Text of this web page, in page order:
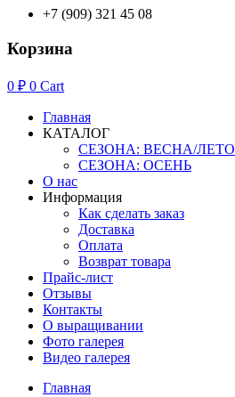
+7 (909) 321 45 08
Корзина
0 ₽ 0 Cart
Главная
КАТАЛОГ
СЕЗОНА: ВЕСНА/ЛЕТО
СЕЗОНА: ОСЕНЬ
О нас
Информация
Как сделать заказ
Доставка
Оплата
Возврат товара
Прайс-лист
Отзывы
Контакты
О выращивании
Фото галерея
Видео галерея
Главная